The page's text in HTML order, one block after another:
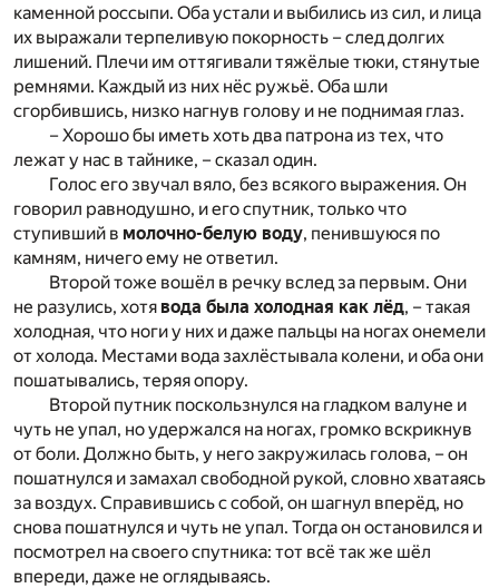
каменной россыпи. Оба устали и выбились из сил, и лица
их выражали терпеливую покорность – след долгих
лишений. Плечи им оттягивали тяжёлые тюки, стянутые
ремнями. Каждый из них нёс ружьё. Оба шли
сгорбившись, низко нагнув голову и не поднимая глаз.
– Хорошо бы иметь хоть два патрона из тех, что
лежат у нас в тайнике, – сказал один.
Голос его звучал вяло, без всякого выражения. Он
говорил равнодушно, и его спутник, только что
ступивший в молочно-белую воду, пенившуюся по
камням, ничего ему не ответил.
Второй тоже вошёл в речку вслед за первым. Они
не разулись, хотя вода была холодная как лёд, – такая
холодная, что ноги у них и даже пальцы на ногах онемели
от холода. Местами вода захлёстывала колени, и оба они
пошатывались, теряя опору.
Второй путник поскользнулся на гладком валуне и
чуть не упал, но удержался на ногах, громко вскрикнув
от боли. Должно быть, у него закружилась голова, – он
пошатнулся и замахал свободной рукой, словно хватаясь
за воздух. Справившись с собой, он шагнул вперёд, но
снова пошатнулся и чуть не упал. Тогда он остановился и
посмотрел на своего спутника: тот всё так же шёл
впереди, даже не оглядываясь.